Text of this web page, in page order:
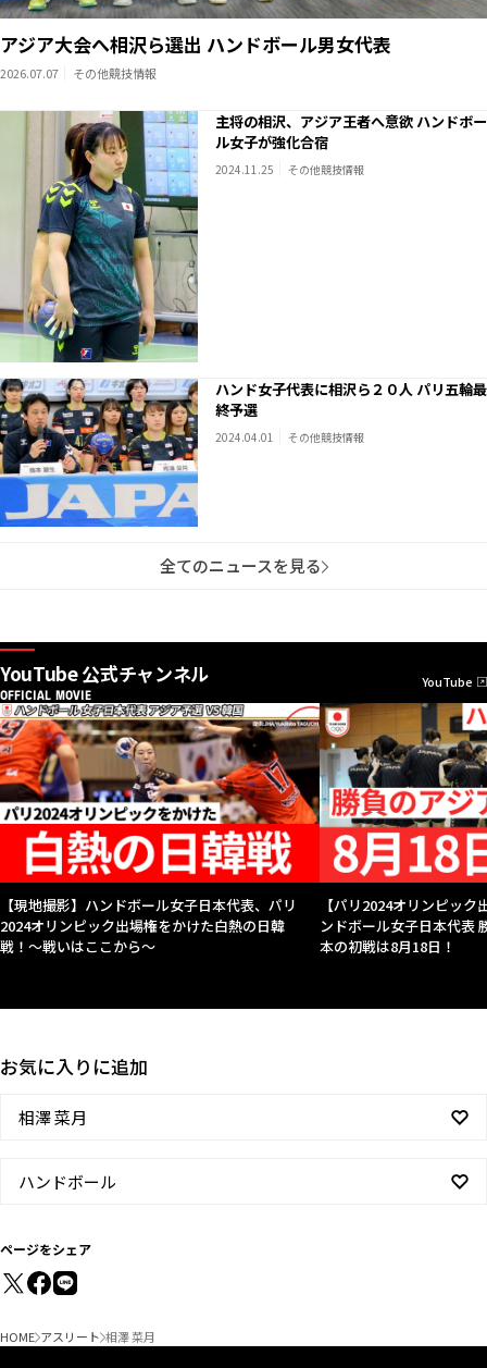
アジア大会へ相沢ら選出 ハンドボール男女代表
2026.07.07 その他競技情報
主将の相沢、アジア王者へ意欲 ハンドボー
ル女子が強化合宿
2024.11.25 その他競技情報
ハンド女子代表に相沢ら２０人 パリ五輪最
終予選
2024.04.01 その他競技情報
全てのニュースを見る
YouTube 公式チャンネル
OFFICIAL MOVIE
YouTube
【現地撮影】ハンドボール女子日本代表、パリ
2024オリンピック出場権をかけた白熱の日韓
戦！〜戦いはここから〜
【パリ2024オリンピッ
ンドボール女子日本代表
本の初戦は8月18日！
お気に入りに追加
相澤 菜月
ハンドボール
ページをシェア
HOME アスリート 相澤 菜月